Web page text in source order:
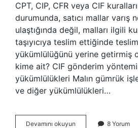
CPT, CIP, CFR veya CIF
durumunda, satıcı mallar varış
ulaştığında değil, malları ilgili
taşıyıcıya teslim ettiğinde
yükümlülüğünü yerine getirmiş
kime ait? CIF gönderim
yükümlülükleri Malın gümrük
ve diğer yükümlülükleri…
Devamını okuyun 8 Yorum